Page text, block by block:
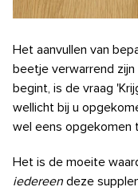
Het aanvullen van
beetje verwarrend
begint, is de vraag
wellicht bij u
wel eens opgekomen
Het is de moeite
iedereen deze